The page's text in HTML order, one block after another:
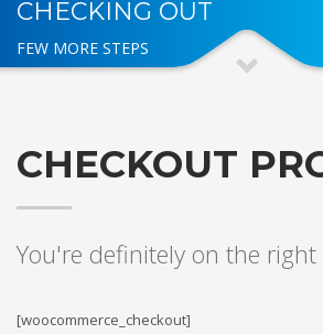
CHECKING OUT
FEW MORE STEPS
CHECKOUT
You're definitely on the right
[woocommerce_checkout]